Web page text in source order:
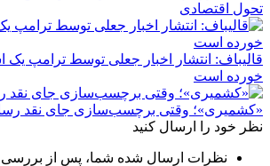
تحول اقتصادی
قالیباف: انتشار اخبار جعلی توسط ترامپ
خورده است
«کشمیری»؛ وقتی برچسب‌سازی جای نقد
نظر خود را ارسال کنید
نظرات ارسال شده شما، پس از